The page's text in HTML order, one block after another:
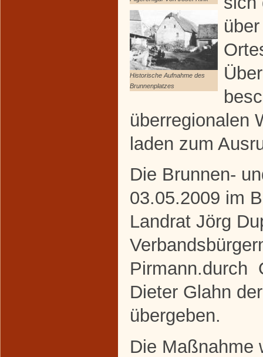
Historische Aufnahme des
Brunnenplatzes
überregionalen
laden zum
Die Brunnen-
03.05.2009 im
Landrat Jörg
Pirmann.durch
Dieter Glahn
übergeben.
Die Maßnahme